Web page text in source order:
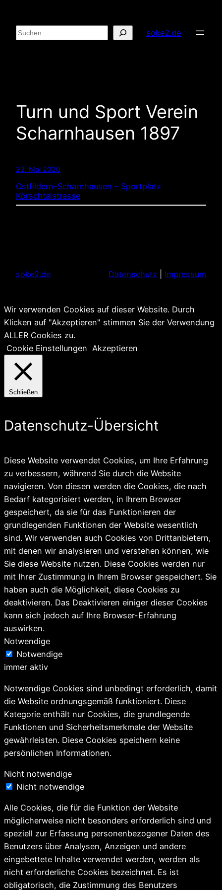
Inhalt
springen
Suchen soke2.de
Turn und Sport Verein
Scharnhausen 1897
22. Mai 2020
Ostfildern-Scharnhausen – Sportplatz
Körschtalstrasse
soke2.de Datenschutz Impressum
Wir verwenden Cookies auf dieser Website. Durch
Klicken auf "Akzeptieren" stimmen Sie der Verwendung
ALLER Cookies zu.
Cookie Einstellungen Akzeptieren
Schließen
Datenschutz-Übersicht
Diese Website verwendet Cookies, um Ihre Erfahrung
zu verbessern, während Sie durch die Website
navigieren. Von diesen werden die Cookies, die nach
Bedarf kategorisiert werden, in Ihrem Browser
gespeichert, da sie für das Funktionieren der
grundlegenden Funktionen der Website wesentlich
sind. Wir verwenden auch Cookies von Drittanbietern,
mit denen wir analysieren und verstehen können, wie
Sie diese Website nutzen. Diese Cookies werden nur
mit Ihrer Zustimmung in Ihrem Browser gespeichert. Sie
haben auch die Möglichkeit, diese Cookies zu
deaktivieren. Das Deaktivieren einiger dieser Cookies
kann sich jedoch auf Ihre Browser-Erfahrung
auswirken.
Notwendige
Notwendige
immer aktiv
Notwendige Cookies sind unbedingt erforderlich, damit
die Website ordnungsgemäß funktioniert. Diese
Kategorie enthält nur Cookies, die grundlegende
Funktionen und Sicherheitsmerkmale der Website
gewährleisten. Diese Cookies speichern keine
persönlichen Informationen.
Nicht notwendige
Nicht notwendige
Alle Cookies, die für die Funktion der Website
möglicherweise nicht besonders erforderlich sind und
speziell zur Erfassung personenbezogener Daten des
Benutzers über Analysen, Anzeigen und andere
eingebettete Inhalte verwendet werden, werden als
nicht erforderliche Cookies bezeichnet. Es ist
obligatorisch, die Zustimmung des Benutzers